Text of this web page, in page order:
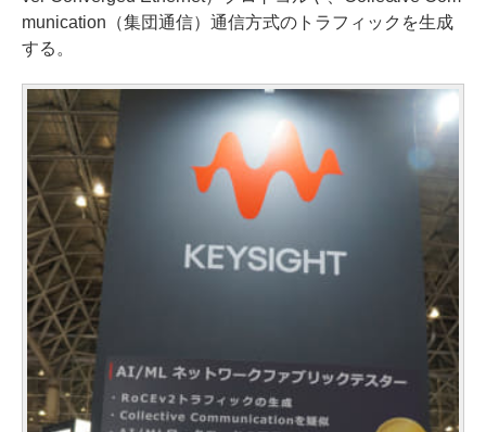
munication（集団通信）通信方式のトラフィックを生成
する。